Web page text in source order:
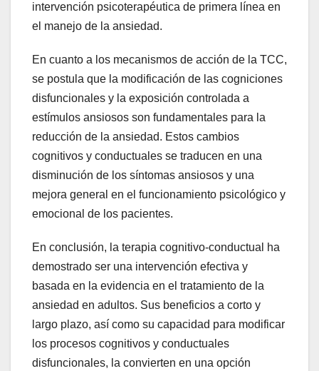
intervención psicoterapéutica de primera línea en
el manejo de la ansiedad.
En cuanto a los mecanismos de acción de la TCC,
se postula que la modificación de las cogniciones
disfuncionales y la exposición controlada a
estímulos ansiosos son fundamentales para la
reducción de la ansiedad. Estos cambios
cognitivos y conductuales se traducen en una
disminución de los síntomas ansiosos y una
mejora general en el funcionamiento psicológico y
emocional de los pacientes.
En conclusión, la terapia cognitivo-conductual ha
demostrado ser una intervención efectiva y
basada en la evidencia en el tratamiento de la
ansiedad en adultos. Sus beneficios a corto y
largo plazo, así como su capacidad para modificar
los procesos cognitivos y conductuales
disfuncionales, la convierten en una opción